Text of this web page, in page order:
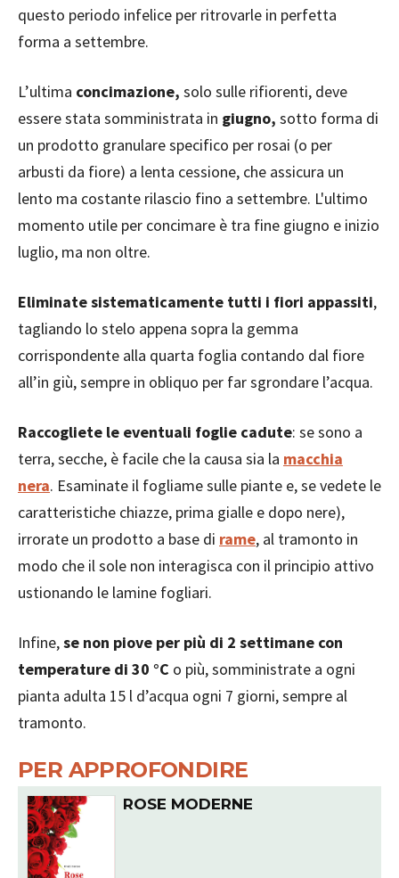
questo periodo infelice per ritrovarle in perfetta
forma a settembre.
L’ultima concimazione, solo sulle rifiorenti, deve
essere stata somministrata in giugno, sotto forma di
un prodotto granulare specifico per rosai (o per
arbusti da fiore) a lenta cessione, che assicura un
lento ma costante rilascio fino a settembre. L'ultimo
momento utile per concimare è tra fine giugno e inizio
luglio, ma non oltre.
Eliminate sistematicamente tutti i fiori appassiti,
tagliando lo stelo appena sopra la gemma
corrispondente alla quarta foglia contando dal fiore
all’in giù, sempre in obliquo per far sgrondare l’acqua.
Raccogliete le eventuali foglie cadute: se sono a
terra, secche, è facile che la causa sia la macchia
nera. Esaminate il fogliame sulle piante e, se vedete le
caratteristiche chiazze, prima gialle e dopo nere),
irrorate un prodotto a base di rame, al tramonto in
modo che il sole non interagisca con il principio attivo
ustionando le lamine fogliari.
Infine,se non piove per più di 2 settimane con
temperature di 30 °C o più, somministrate a ogni
pianta adulta 15 l d’acqua ogni 7 giorni, sempre al
tramonto.
PER APPROFONDIRE
ROSE MODERNE